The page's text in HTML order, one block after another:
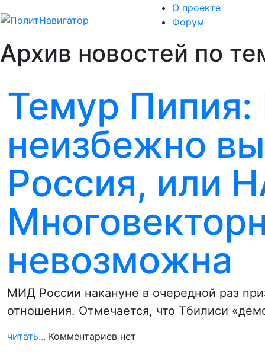
О проекте
Форум
Архив новостей по
Темур Пипия:
неизбежно
Россия, или
невозможна
МИД России накануне в очередной раз
отношения. Отмечается, что Тбилиси
читать... Комментариев нет